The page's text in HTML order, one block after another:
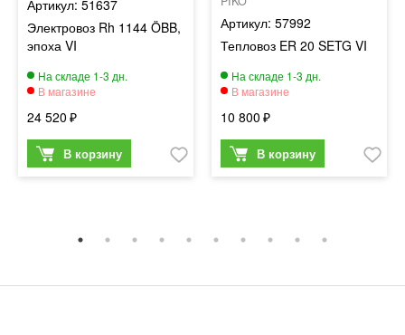
51637
Электровоз Rh 1144 ÖBB,
эпоха VI
24 520
57992
Тепловоз ER 20 SETG VI
10 800